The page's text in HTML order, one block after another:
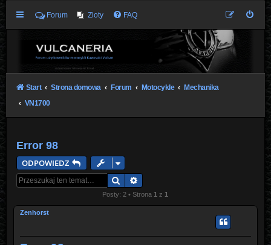
Forum Zloty FAQ
Start Strona domowa Forum Motocykle
Mechanika
VN1700
Error 98
ODPOWIEDZ
Szukaj
Posty: 2 • Strona 1 z 1
Zenhorst